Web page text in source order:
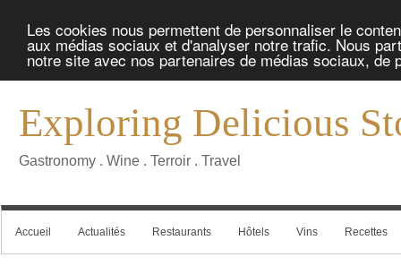
Les cookies nous permettent de personnaliser le
aux médias sociaux et d'analyser notre trafic. Nous
notre site avec nos partenaires de médias sociaux, de
Exploring Delicious
Gastronomy . Wine . Terroir . Travel
Accueil Actualités Restaurants Hôtels Vins Recettes